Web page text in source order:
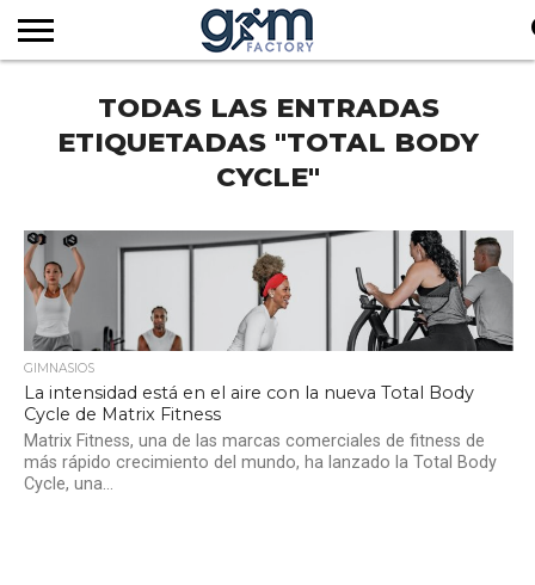
REVISTA
FACTORY
TV
SOCIOS
EMPRESAS
SECTOR
SERVICIOS
AUDIOVISUALES
NOTICIAS
SUSCRIPCIÓN
TODAS LAS ENTRADAS
ETIQUETADAS "TOTAL BODY
CYCLE"
GIMNASIOS
La intensidad está en el aire con la nueva Total Body
Cycle de Matrix Fitness
Matrix Fitness, una de las marcas comerciales de fitness de
más rápido crecimiento del mundo, ha lanzado la Total Body
Cycle, una...